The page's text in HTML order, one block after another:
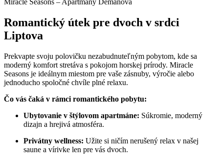
Romantický útek pre dvoch v srdci
Liptova
Prekvapte svoju polovičku nezabudnuteľným pobytom, kde sa
moderný komfort stretáva s pokojom horskej prírody. Miracle
Seasons je ideálnym miestom pre vaše zásnuby, výročie alebo
jednoducho spoločné chvíle plné relaxu.
Čo vás čaká v rámci romantického pobytu:
Ubytovanie v štýlovom apartmáne: Súkromie, moderný
dizajn a hrejivá atmosféra.
Privátny wellness: Užite si ničím nerušený relax v našej
saune a vírivke len pre vás dvoch.